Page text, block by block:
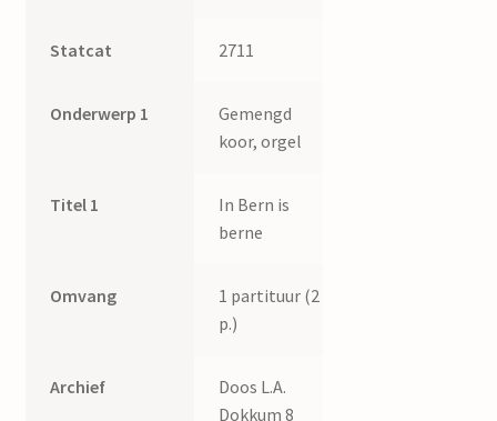
Statcat 2711
Onderwerp 1
Gemengd
koor, orgel
Titel 1
In Bern is
berne
Omvang
1 partituur (2
p.)
Archief
Doos L.A.
Dokkum 8